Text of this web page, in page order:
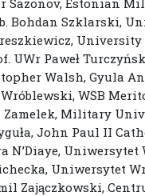
Bohdan Szklarski,
University
UWr Paweł
Walsh, Gyula
Wróblewski, WSB
Military
John Paul II
N’Diaye,
Uniwersytet
Zajączkowski,